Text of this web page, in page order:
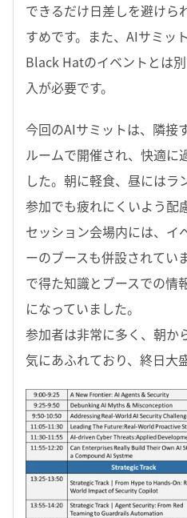
できるだけ日差しを避けら
すめです。また、AIサミッ
Black Hatのイベントとは
入が必要です。
今回のAIサミットは、隣接
ルームで開催され、快適に
した。朝に軽食、昼にはラ
参加でも疲れにくいよう配
セッション会場内には、イ
ーのブースも併設されてい
で得た知識とブースでの情
になっていました。
参加者は非常に多く、朝か
気にあふれており、終日大